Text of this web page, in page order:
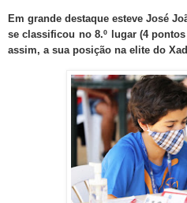
Em grande destaque esteve José
se classificou no 8.º lugar (4
assim, a sua posição na elite do